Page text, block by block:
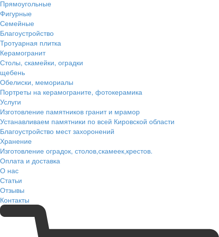
Прямоугольные
Фигурные
Семейные
Благоустройство
Тротуарная плитка
Керамогранит
Столы, скамейки, оградки
щебень
Обелиски, мемориалы
Портреты на керамограните, фотокерамика
Услуги
Изготовление памятников гранит и мрамор
Устанавливаем памятники по всей Кировской области
Благоустройство мест захоронений
Хранение
Изготовление оградок, столов,скамеек,крестов.
Оплата и доставка
О нас
Статьи
Отзывы
Контакты